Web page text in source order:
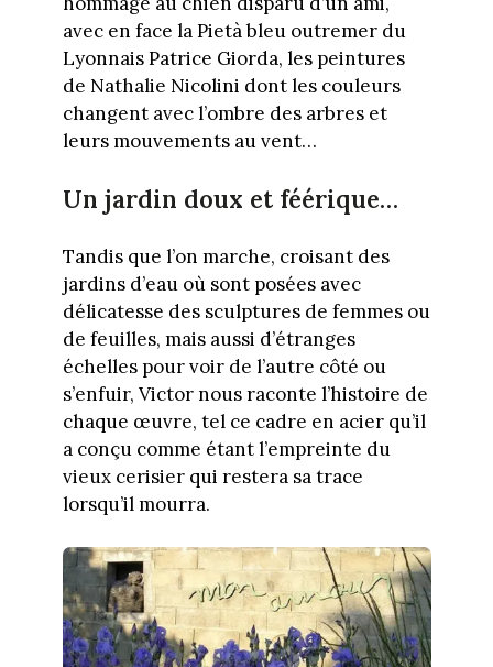
avec en face la Pietà bleu outremer du
Lyonnais Patrice Giorda, les peintures
de Nathalie Nicolini dont les couleurs
changent avec l’ombre des arbres et
leurs mouvements au vent…
Un jardin doux et féérique…
Tandis que l’on marche, croisant des
jardins d’eau où sont posées avec
délicatesse des sculptures de femmes ou
de feuilles, mais aussi d’étranges
échelles pour voir de l’autre côté ou
s’enfuir, Victor nous raconte l’histoire de
chaque œuvre, tel ce cadre en acier qu’il
a conçu comme étant l’empreinte du
vieux cerisier qui restera sa trace
lorsqu’il mourra.